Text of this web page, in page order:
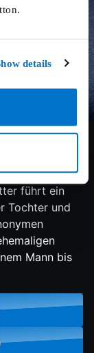
details
York City in
führt ein
Tochter und
Mann bis